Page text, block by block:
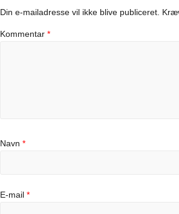
Din e-mailadresse vil ikke blive publiceret.
Kommentar*
Navn*
E-mail*